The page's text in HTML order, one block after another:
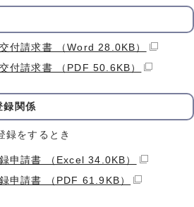
付請求書 （Word 28.0KB）
付請求書 （PDF 50.6KB）
録関係
録をするとき
申請書 （Excel 34.0KB）
申請書 （PDF 61.9KB）